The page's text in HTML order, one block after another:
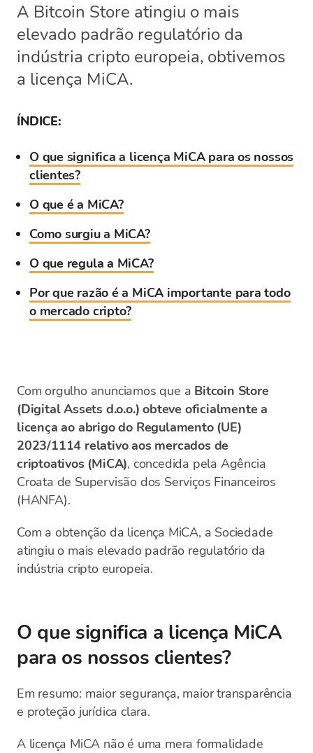
A Bitcoin Store atingiu o mais
elevado padrão regulatório da
indústria cripto europeia, obtivemos
a licença MiCA.
ÍNDICE:
O que significa a licença MiCA para os nossos
clientes?
O que é a MiCA?
Como surgiu a MiCA?
O que regula a MiCA?
Por que razão é a MiCA importante para todo
o mercado cripto?
Com orgulho anunciamos que a Bitcoin Store
(Digital Assets d.o.o.) obteve oficialmente a
licença ao abrigo do Regulamento (UE)
2023/1114 relativo aos mercados de
criptoativos (MiCA), concedida pela Agência
Croata de Supervisão dos Serviços Financeiros
(HANFA).
Com a obtenção da licença MiCA, a Sociedade
atingiu o mais elevado padrão regulatório da
indústria cripto europeia.
O que significa a licença MiCA
para os nossos clientes?
Em resumo: maior segurança, maior transparência
e proteção jurídica clara.
A licença MiCA não é uma mera formalidade